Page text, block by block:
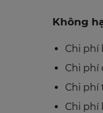
Không
Chi phí
Chi phí
Chi phí
Chi phí